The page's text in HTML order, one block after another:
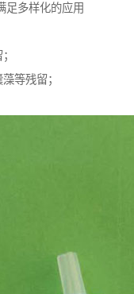
足多样化的应用
等残留；